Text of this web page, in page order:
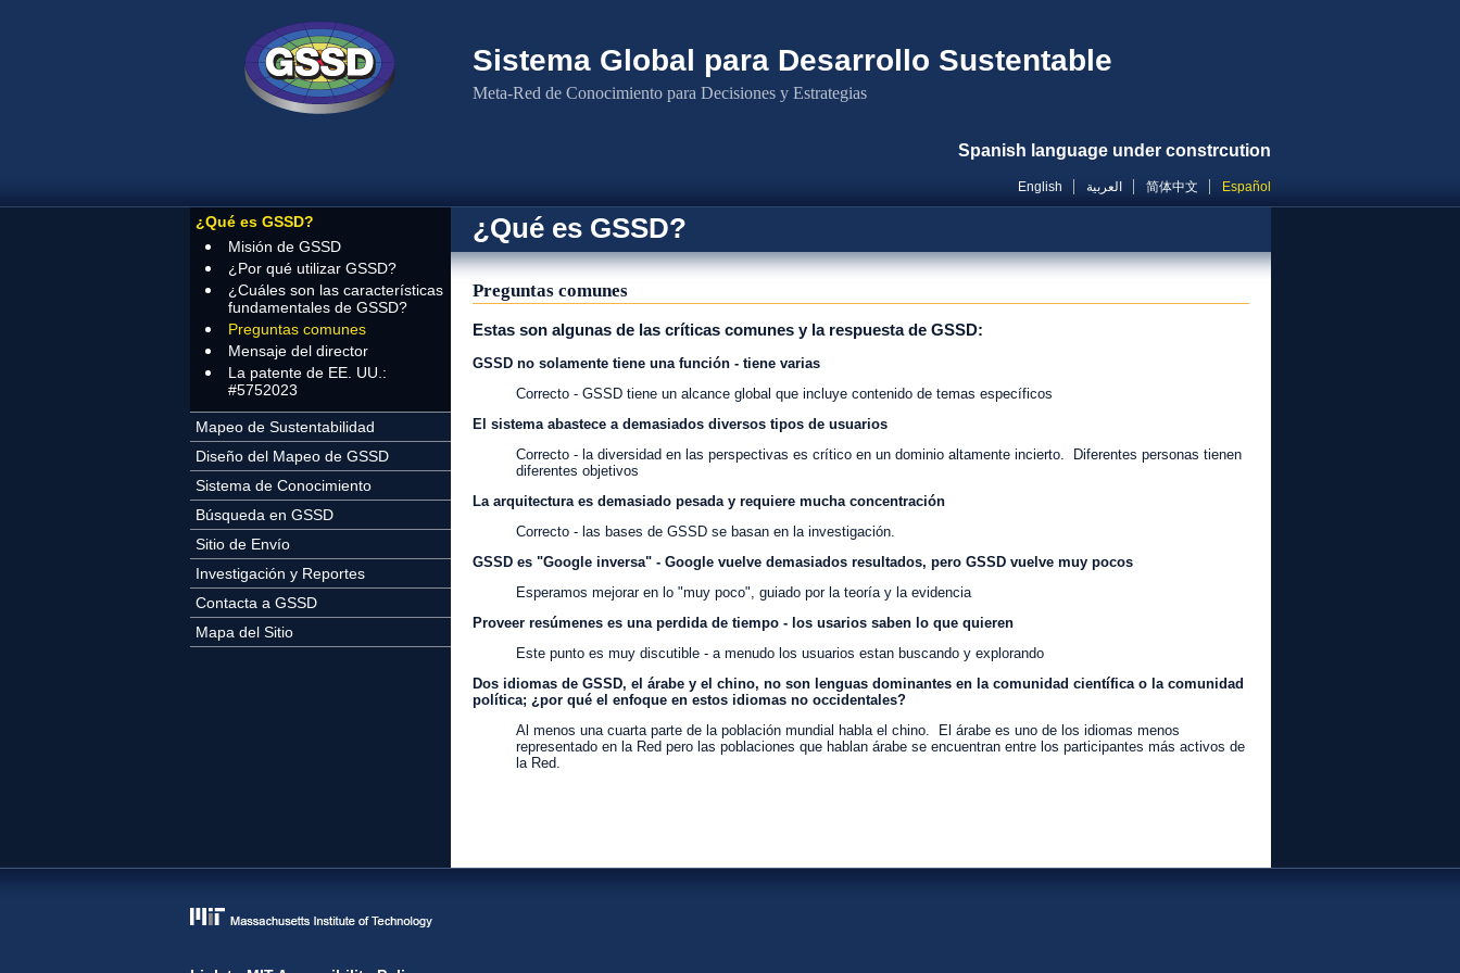
Sistema Global para Desarrollo Sustentable
Meta-Red de Conocimiento para Decisiones y Estrategias
Spanish language under constrcution
English العربية 简体中文 Español
¿Qué es GSSD?
Misión de GSSD
¿Por qué utilizar GSSD?
¿Cuáles son las características
fundamentales de GSSD?
Preguntas comunes
Mensaje del director
La patente de EE. UU.:
#5752023
Mapeo de Sustentabilidad
Diseño del Mapeo de GSSD
Sistema de Conocimiento
Búsqueda en GSSD
Sitio de Envío
Investigación y Reportes
Contacta a GSSD
Mapa del Sitio
¿Qué es GSSD?
Preguntas comunes
Estas son algunas de las críticas comunes y la respuesta de GSSD:
GSSD no solamente tiene una función - tiene varias
Correcto - GSSD tiene un alcance global que incluye contenido de temas específicos
El sistema abastece a demasiados diversos tipos de usuarios
Correcto - la diversidad en las perspectivas es crítico en un dominio altamente incierto. Diferentes personas tienen
diferentes objetivos
La arquitectura es demasiado pesada y requiere mucha concentración
Correcto - las bases de GSSD se basan en la investigación.
GSSD es "Google inversa" - Google vuelve demasiados resultados, pero GSSD vuelve muy pocos
Esperamos mejorar en lo "muy poco", guiado por la teoría y la evidencia
Proveer resúmenes es una perdida de tiempo - los usarios saben lo que quieren
Este punto es muy discutible - a menudo los usuarios estan buscando y explorando
Dos idiomas de GSSD, el árabe y el chino, no son lenguas dominantes en la comunidad científica o la comunidad
política; ¿por qué el enfoque en estos idiomas no occidentales?
Al menos una cuarta parte de la población mundial habla el chino. El árabe es uno de los idiomas menos
representado en la Red pero las poblaciones que hablan árabe se encuentran entre los participantes más activos de
la Red.